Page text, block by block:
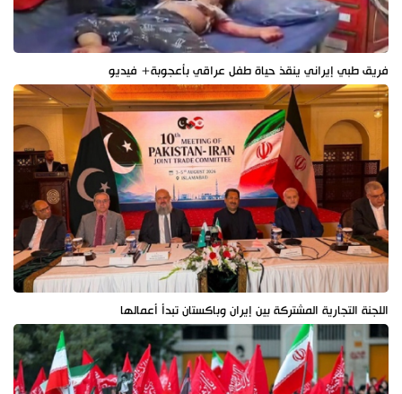
فريق طبي إيراني ينقذ حياة طفل عراقي بأعجوبة+ فيديو
اللجنة التجارية المشتركة بين إيران وباكستان تبدأ أعمالها